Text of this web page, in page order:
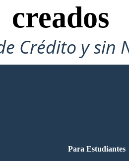
creados
Crédito y sin
Para Probar!
Para Estudiantes